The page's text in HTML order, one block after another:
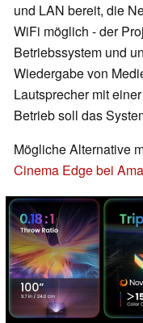
und LAN bereit, die
WiFi möglich - der
Betriebssystem und
Wiedergabe von
Lautsprecher mit
Betrieb soll das
Mögliche Alternative
Cinema Edge bei